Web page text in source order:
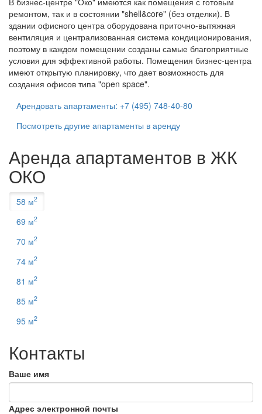
ремонтом, так и в состоянии "shell&core" (без отделки). В
здании офисного центра оборудована приточно-вытяжная
вентиляция и централизованная система кондиционирования,
поэтому в каждом помещении созданы самые благоприятные
условия для эффективной работы. Помещения бизнес-центра
имеют открытую планировку, что дает возможность для
создания офисов типа "open space".
Арендовать апартаменты: +7 (495) 748-40-80
Посмотреть другие апартаменты в аренду
Аренда апартаментов в ЖК
ОКО
58 м2
69 м2
70 м2
74 м2
81 м2
85 м2
95 м2
Контакты
Ваше имя
Адрес электронной почты